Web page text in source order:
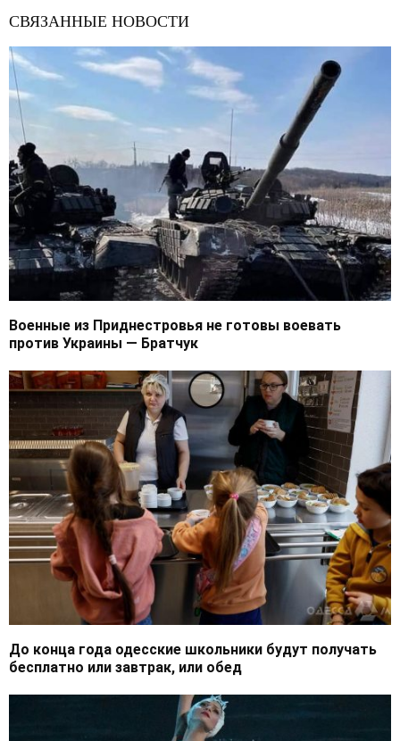
СВЯЗАННЫЕ НОВОСТИ
Военные из Приднестровья не готовы воевать
против Украины — Братчук
До конца года одесские школьники будут получать
бесплатно или завтрак, или обед